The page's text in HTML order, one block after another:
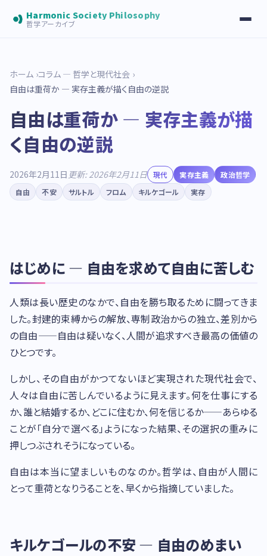
Harmonic Society Philosophy
哲学アーカイブ
ホーム コラム — 哲学と現代社会
自由は重荷か — 実存主義が描く自由の逆説
自由は重荷か — 実存主義が描
く自由の逆説
2026年2月11日 更新: 2026年2月11日 現代 実存主義
政治哲学
自由
不安 サルトル フロム キルケゴール 実存
はじめに — 自由を求めて自由に苦しむ
人類は長い歴史のなかで、自由を勝ち取るために闘ってきま
した。封建的束縛からの解放、専制政治からの独立、差別から
の自由——自由は疑いなく、人間が追求すべき最高の価値の
ひとつです。
しかし、その自由がかつてないほど実現された現代社会で、
人々は自由に苦しんでいるように見えます。何を仕事にする
か、誰と結婚するか、どこに住むか、何を信じるか——あらゆる
ことが「自分で選べる」ようになった結果、その選択の重みに
押しつぶされそうになっている。
自由は本当に望ましいものなのか。哲学は、自由が人間に
とって重荷となりうることを、早くから指摘していました。
キルケゴールの不安 — 自由のめまい